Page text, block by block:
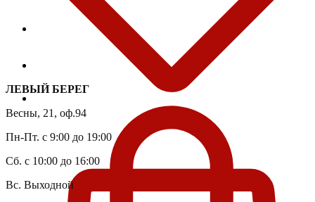
ЛЕВЫЙ БЕРЕГ
Весны, 21, оф.94
Пн-Пт. с 9:00 до 19:00
Сб. с 10:00 до 16:00
Вс. Выходной